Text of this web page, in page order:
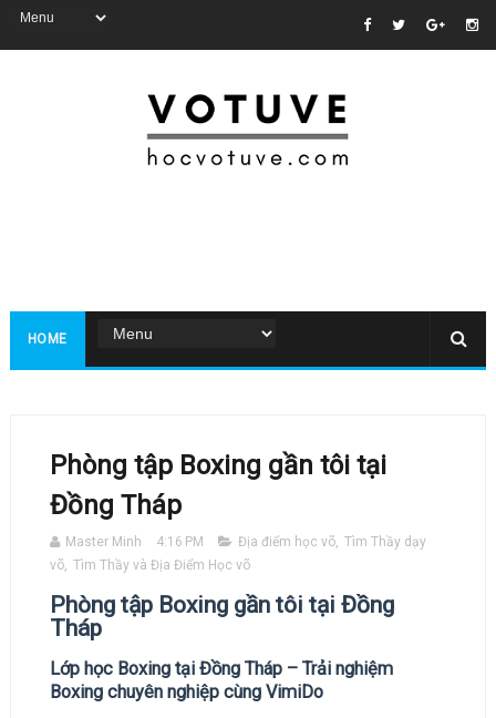
HOME
Phòng tập Boxing gần tôi tại
Đồng Tháp
Master Minh 4:16 PM Địa điểm học võ, Tìm Thầy dạy
võ, Tìm Thầy và Địa Điểm Học võ
Phòng tập Boxing gần tôi tại Đồng
Tháp
Lớp học Boxing tại Đồng Tháp – Trải nghiệm
Boxing chuyên nghiệp cùng VimiDo